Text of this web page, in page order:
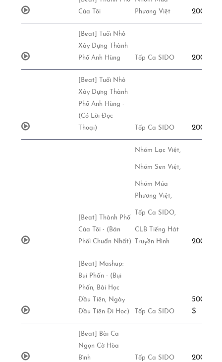
Của Tôi
Phương Việt
[Beat] Tuổi Nhỏ
Xây Dựng Thành
Phố Anh Hùng
Tốp Ca SIDO
[Beat] Tuổi Nhỏ
Xây Dựng Thành
Phố Anh Hùng -
(Có Lời Đọc
Thoại)
Tốp Ca SIDO
[Beat] Thành Phố
Của Tôi - (Bản
Phối Chuẩn Nhất)
Nhóm Lạc Việt,
Nhóm Sen Việt,
Nhóm Múa
Phương Việt,
Tốp Ca SIDO,
CLB Tiếng Hát
Truyền Hình
[Beat] Mashup:
Bụi Phấn - (Bụi
Phấn, Bài Học
Đầu Tiên, Ngày
Đầu Tiên Đi Học)
Tốp Ca SIDO
$
[Beat] Bài Ca
Ngọn Cờ Hòa
Bình
Tốp Ca SIDO